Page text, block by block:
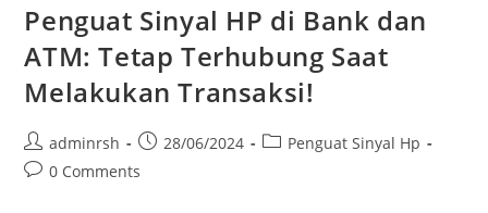
Penguat Sinyal HP di Bank dan
ATM: Tetap Terhubung Saat
Melakukan Transaksi!
Post
author:
adminrsh
Post
published:
28/06/2024
PostPenguat Sinyal Hp
Post0 Comments